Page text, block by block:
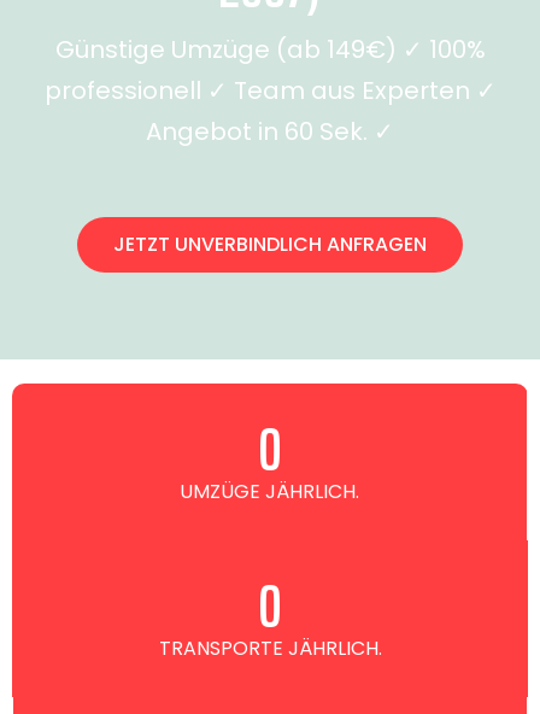
Günstige Umzüge (ab 149€) ✓ 100%
professionell ✓ Team aus Experten ✓
Angebot in 60 Sek. ✓
JETZT UNVERBINDLICH ANFRAGEN
UMZÜGE JÄHRLICH.
0
TRANSPORTE JÄHRLICH.
0